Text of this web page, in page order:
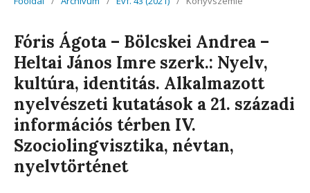
Fóris Ágota – Bölcskei Andrea –
Heltai János Imre szerk.: Nyelv,
kultúra, identitás. Alkalmazott
nyelvészeti kutatások a 21. századi
információs térben IV.
Szociolingvisztika, névtan,
nyelvtörténet